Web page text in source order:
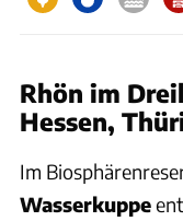
Rhön im
Hessen,
Im
Wasserkuppe